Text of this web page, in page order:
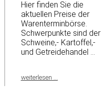
Hier finden Sie die
aktuellen Preise der
Warenterminbörse.
Schwerpunkte sind der
Schweine,- Kartoffel,-
und Getreidehandel ...
weiterlesen ...